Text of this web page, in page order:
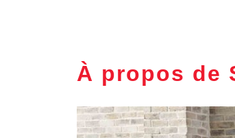
À propos de